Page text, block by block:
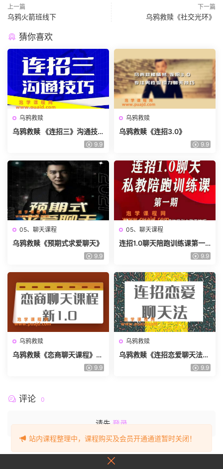
上一篇
乌鸦火箭班线下
下一篇
乌鸦救赎《社交光环》
猜你喜欢
乌鸦救赎
乌鸦救赎 《连招三》沟通技
9.9
乌鸦救赎
乌鸦救赎《连招3.0》
9.9
05、聊天课程
乌鸦救赎《预期式求爱聊天》
9.9
05、聊天课程
连招1.0聊天陪跑训练课第一
9.9
乌鸦救赎
乌鸦救赎《恋商聊天课程》新
9.9
乌鸦救赎
乌鸦救赎《连招恋爱聊天法》
9.9
评论 0
请先登录
站内课程整理中，课程购买及会员开通通道暂时关闭！